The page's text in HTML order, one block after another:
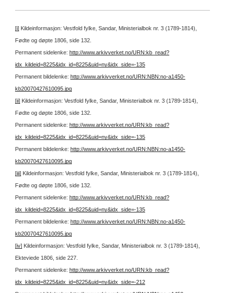
[i] Kildeinformasjon: Vestfold fylke, Sandar, Ministerialbok nr. 3 (1789-1814),
Fødte og døpte 1806, side 132.
Permanent sidelenke: http://www.arkivverket.no/URN:kb_read?
idx_kildeid=8225&idx_id=8225&uid=ny&idx_side=-135
Permanent bildelenke: http://www.arkivverket.no/URN:NBN:no-a1450-
kb20070427610095.jpg
[ii] Kildeinformasjon: Vestfold fylke, Sandar, Ministerialbok nr. 3 (1789-1814),
Fødte og døpte 1806, side 132.
Permanent sidelenke: http://www.arkivverket.no/URN:kb_read?
idx_kildeid=8225&idx_id=8225&uid=ny&idx_side=-135
Permanent bildelenke: http://www.arkivverket.no/URN:NBN:no-a1450-
kb20070427610095.jpg
[iii] Kildeinformasjon: Vestfold fylke, Sandar, Ministerialbok nr. 3 (1789-1814),
Fødte og døpte 1806, side 132.
Permanent sidelenke: http://www.arkivverket.no/URN:kb_read?
idx_kildeid=8225&idx_id=8225&uid=ny&idx_side=-135
Permanent bildelenke: http://www.arkivverket.no/URN:NBN:no-a1450-
kb20070427610095.jpg
[iv] Kildeinformasjon: Vestfold fylke, Sandar, Ministerialbok nr. 3 (1789-1814),
Ekteviede 1806, side 227.
Permanent sidelenke: http://www.arkivverket.no/URN:kb_read?
idx_kildeid=8225&idx_id=8225&uid=ny&idx_side=-212